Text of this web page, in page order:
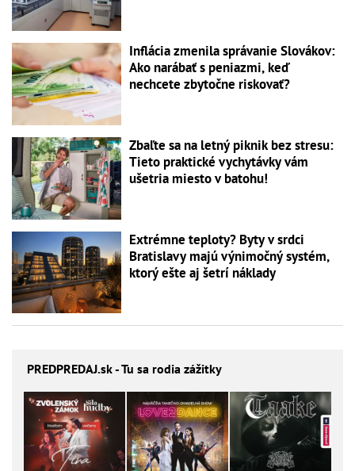
Inflácia zmenila správanie Slovákov:
Ako narábať s peniazmi, keď
nechcete zbytočne riskovať?
Zbaľte sa na letný piknik bez stresu:
Tieto praktické vychytávky vám
ušetria miesto v batohu!
Extrémne teploty? Byty v srdci
Bratislavy majú výnimočný systém,
ktorý ešte aj šetrí náklady
PREDPREDAJ.sk - Tu sa rodia zážitky